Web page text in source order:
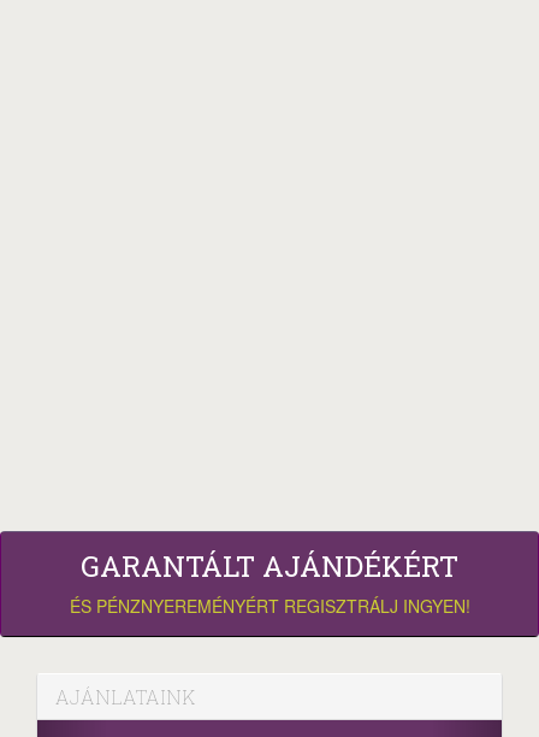
GARANTÁLT AJÁNDÉKÉRT
ÉS PÉNZNYEREMÉNYÉRT REGISZTRÁLJ INGYEN!
AJÁNLATAINK